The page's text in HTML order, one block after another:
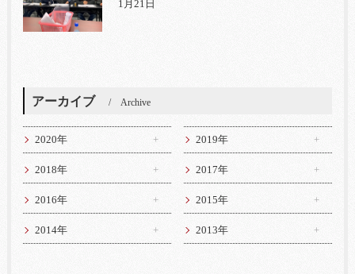
1月21日
アーカイブ Archive
2020年 2019年
2018年 2017年
2016年 2015年
2014年 2013年